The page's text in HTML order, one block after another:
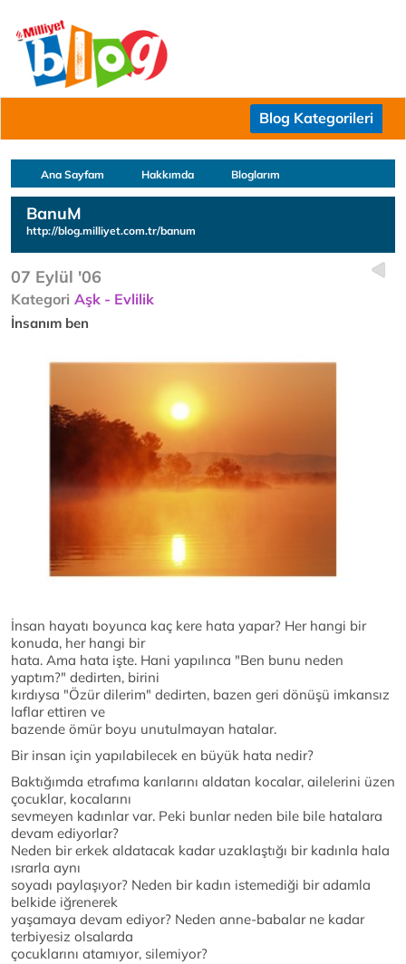
Blog Kategorileri
Ana Sayfam Hakkımda Bloglarım
BanuM
http://blog.milliyet.com.tr/banum
07 Eylül '06
Kategori Aşk - Evlilik
İnsanım ben
İnsan hayatı boyunca kaç kere hata yapar? Her hangi bir
konuda, her hangi bir
hata. Ama hata işte. Hani yapılınca "Ben bunu neden
yaptım?" dedirten, birini
kırdıysa "Özür dilerim" dedirten, bazen geri dönüşü imkansız
laflar ettiren ve
bazende ömür boyu unutulmayan hatalar.
Bir insan için yapılabilecek en büyük hata nedir?
Baktığımda etrafıma karılarını aldatan kocalar, ailelerini üzen
çocuklar, kocalarını
sevmeyen kadınlar var. Peki bunlar neden bile bile hatalara
devam ediyorlar?
Neden bir erkek aldatacak kadar uzaklaştığı bir kadınla hala
ısrarla aynı
soyadı paylaşıyor? Neden bir kadın istemediği bir adamla
belkide iğrenerek
yaşamaya devam ediyor? Neden anne-babalar ne kadar
terbiyesiz olsalarda
çocuklarını atamıyor, silemiyor?